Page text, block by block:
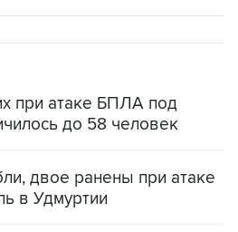
при атаке БПЛА под
до 58 человек
двое ранены при атаке
в Удмуртии